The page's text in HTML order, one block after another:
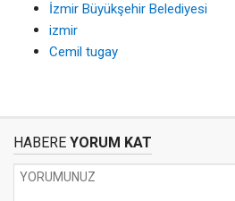
İzmir Büyükşehir Belediyesi
izmir
Cemil tugay
HABERE YORUM KAT